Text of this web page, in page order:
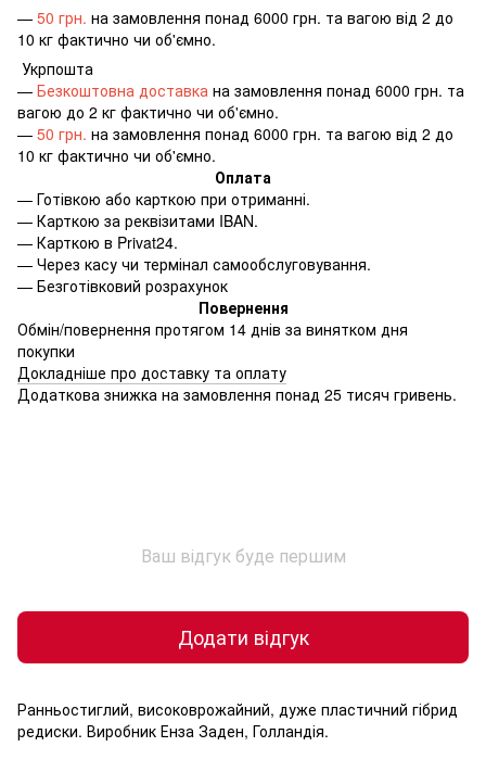
— 50 грн. на замовлення понад 6000 грн. та вагою від 2 до
10 кг фактично чи об'ємно.
Укрпошта
— Безкоштовна доставка на замовлення понад 6000 грн. та
вагою до 2 кг фактично чи об'ємно.
— 50 грн. на замовлення понад 6000 грн. та вагою від 2 до
10 кг фактично чи об'ємно.
Оплата
— Готівкою або карткою при отриманні.
— Карткою за реквізитами IBAN.
— Карткою в Privat24.
— Через касу чи термінал самообслуговування.
— Безготівковий розрахунок
Повернення
Обмін/повернення протягом 14 днів за винятком дня
покупки
Докладніше про доставку та оплату
Додаткова знижка на замовлення понад 25 тисяч гривень.
Ваш відгук буде першим
Додати відгук
Ранньостиглий, високоврожайний, дуже пластичний гібрид
редиски. Виробник Енза Заден, Голландія.